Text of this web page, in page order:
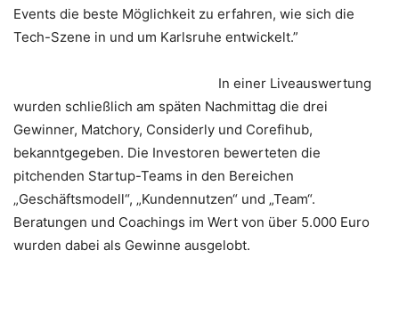
Events die beste Möglichkeit zu erfahren, wie sich die
Tech-Szene in und um Karlsruhe entwickelt.”
In einer Liveauswertung
wurden schließlich am späten Nachmittag die drei
Gewinner, Matchory, Considerly und Corefihub,
bekanntgegeben. Die Investoren bewerteten die
pitchenden Startup-Teams in den Bereichen
„Geschäftsmodell“, „Kundennutzen“ und „Team“.
Beratungen und Coachings im Wert von über 5.000 Euro
wurden dabei als Gewinne ausgelobt.